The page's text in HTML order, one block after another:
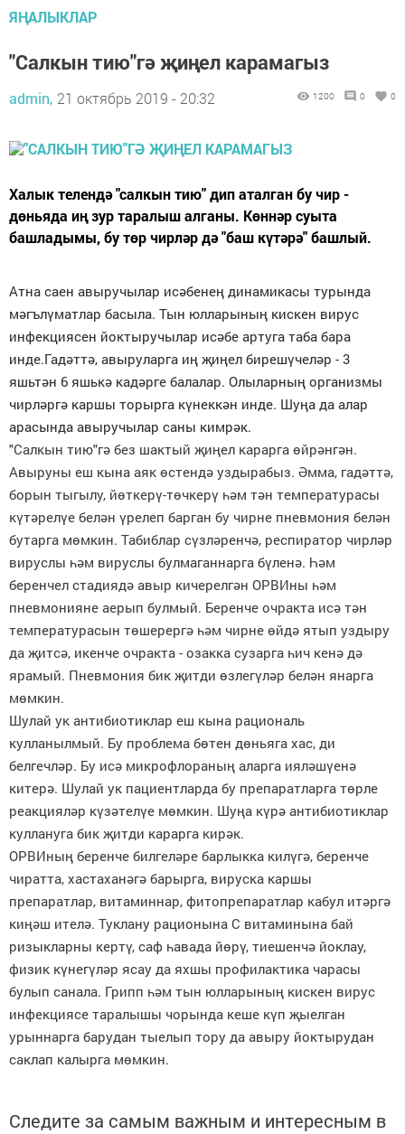
ЯҢАЛЫКЛАР
"Салкын тию"гә җиңел карамагыз
admin, 21 октябрь 2019 - 20:32 1200 0 0
Халык телендә "салкын тию" дип аталган бу чир -
дөньяда иң зур таралыш алганы. Көннәр суыта
башладымы, бу төр чирләр дә "баш күтәрә" башлый.
Атна саен авыручылар исәбенең динамикасы турында
мәгълүматлар басыла. Тын юлларының кискен вирус
инфекциясен йоктыручылар исәбе артуга таба бара
инде.Гадәттә, авыруларга иң җиңел бирешүчеләр - 3
яшьтән 6 яшькә кадәрге балалар. Олыларның организмы
чирләргә каршы торырга күнеккән инде. Шуңа да алар
арасында авыручылар саны кимрәк.
"Салкын тию"гә без шактый җиңел карарга өйрәнгән.
Авыруны еш кына аяк өстендә уздырабыз. Әмма, гадәттә,
борын тыгылу, йөткерү-төчкерү һәм тән температурасы
күтәрелүе белән үрелеп барган бу чирне пневмония белән
бутарга мөмкин. Табиблар сүзләренчә, респиратор чирләр
вируслы һәм вируслы булмаганнарга бүленә. Һәм
беренчел стадиядә авыр кичерелгән ОРВИны һәм
пневмонияне аерып булмый. Беренче очракта исә тән
температурасын төшерергә һәм чирне өйдә ятып уздыру
да җитсә, икенче очракта - озакка сузарга һич кенә дә
ярамый. Пневмония бик җитди өзлегүләр белән янарга
мөмкин.
Шулай ук антибиотиклар еш кына рациональ
кулланылмый. Бу проблема бөтен дөньяга хас, ди
белгечләр. Бу исә микрофлораның аларга ияләшүенә
китерә. Шулай ук пациентларда бу препаратларга төрле
реакцияләр күзәтелүе мөмкин. Шуңа күрә антибиотиклар
куллануга бик җитди карарга кирәк.
ОРВИның беренче билгеләре барлыкка килүгә, беренче
чиратта, хастаханәгә барырга, вируска каршы
препаратлар, витаминнар, фитопрепаратлар кабул итәргә
киңәш ителә. Туклану рационына С витаминына бай
ризыкларны кертү, саф һавада йөрү, тиешенчә йоклау,
физик күнегүләр ясау да яхшы профилактика чарасы
булып санала. Грипп һәм тын юлларының кискен вирус
инфекциясе таралышы чорында кеше күп җыелган
урыннарга барудан тыелып тору да авыру йоктырудан
саклап калырга мөмкин.
Следите за самым важным и интересным в